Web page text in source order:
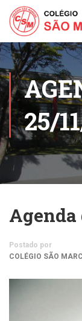
25/
Agenda
Postado por
COLÉGIO SÃO